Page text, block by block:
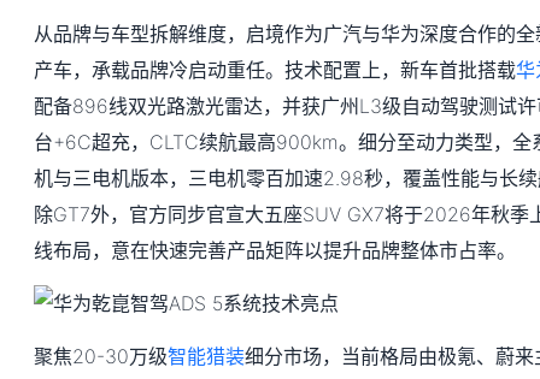
从品牌与车型拆解维度，启境作为广汽与华为深度合作的
产车，承载品牌冷启动重任。技术配置上，新车首批搭载华
配备896线双光路激光雷达，并获广州L3级自动驾驶测试
台+6C超充，CLTC续航最高900km。细分至动力类型，全
机与三电机版本，三电机零百加速2.98秒，覆盖性能与长
除GT7外，官方同步官宣大五座SUV GX7将于2026年秋季
线布局，意在快速完善产品矩阵以提升品牌整体市占率。
聚焦20-30万级智能猎装细分市场，当前格局由极氪、蔚